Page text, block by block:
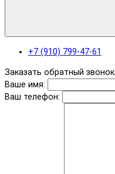
+7 (910) 799-47-61
Заказать обратный звонок
Ваше имя:
Ваш телефон: